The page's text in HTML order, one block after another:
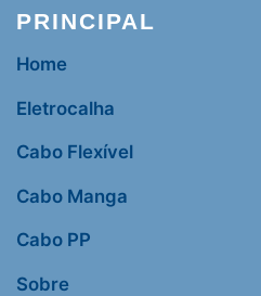
PRINCIPAL
Home
Eletrocalha
Cabo Flexível
Cabo Manga
Cabo PP
Sobre